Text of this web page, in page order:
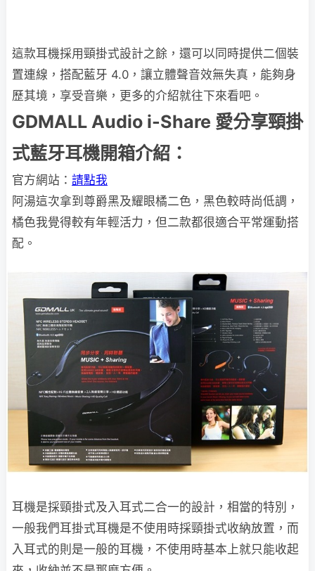
這款耳機採用頸掛式設計之餘，還可以同時提供二個裝
置連線，搭配藍牙 4.0，讓立體聲音效無失真，能夠身
歷其境，享受音樂，更多的介紹就往下來看吧。
GDMALL Audio i-Share 愛分享頸掛
式藍牙耳機開箱介紹：
官方網站： 請點我
阿湯這次拿到尊爵黑及耀眼橘二色，黑色較時尚低調，
橘色我覺得較有年輕活力，但二款都很適合平常運動搭
配。
耳機是採頸掛式及入耳式二合一的設計，相當的特別，
一般我們耳掛式耳機是不使用時採頸掛式收納放置，而
入耳式的則是一般的耳機，不使用時基本上就只能收起